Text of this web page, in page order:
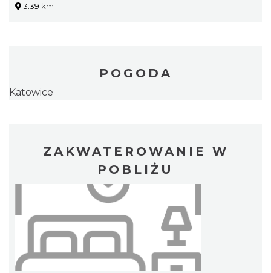
3.39 km
POGODA
Katowice
ZAKWATEROWANIE W
POBLIŻU